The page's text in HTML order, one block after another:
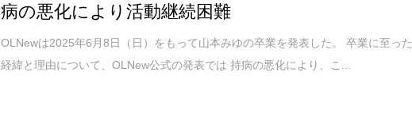
病の悪化により活動継続困難
OLNewは2025年6月8日（日）をもって山本みゆの卒業を発表した。 卒業に至っ
経緯と理由について、OLNew公式の発表では 持病の悪化により、こ...